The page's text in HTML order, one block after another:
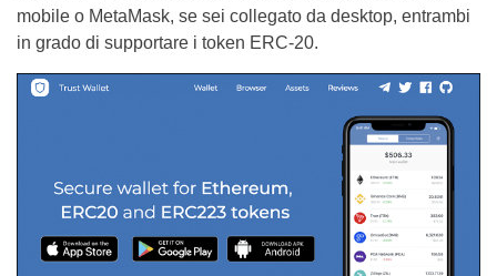
mobile o MetaMask, se sei collegato da desktop, entrambi
in grado di supportare i token ERC-20.